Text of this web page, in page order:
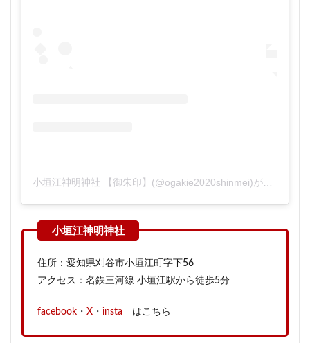
住所：愛知県刈谷市小垣江町字下56
アクセス：名鉄三河線 小垣江駅から徒歩5分
facebook ・ X ・ insta はこちら